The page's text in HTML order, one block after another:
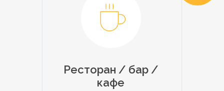
Ресторан / бар /
кафе